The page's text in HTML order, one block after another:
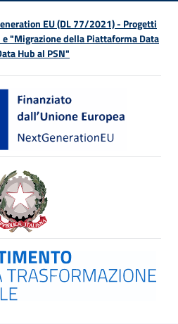
EU (DL 77/2021) - Progetti
"Migrazione della Piattaforma Data
Hub al PSN"